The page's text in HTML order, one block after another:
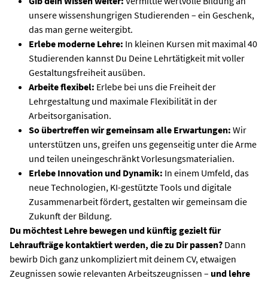
unsere wissenshungrigen Studierenden – ein Geschenk,
das man gerne weitergibt.
Erlebe moderne Lehre: In kleinen Kursen mit maximal 40
Studierenden kannst Du Deine Lehrtätigkeit mit voller
Gestaltungsfreiheit ausüben.
Arbeite flexibel: Erlebe bei uns die Freiheit der
Lehrgestaltung und maximale Flexibilität in der
Arbeitsorganisation.
So übertreffen wir gemeinsam alle Erwartungen: Wir
unterstützen uns, greifen uns gegenseitig unter die Arme
und teilen uneingeschränkt Vorlesungsmaterialien.
Erlebe Innovation und Dynamik: In einem Umfeld, das
neue Technologien, KI-gestützte Tools und digitale
Zusammenarbeit fördert, gestalten wir gemeinsam die
Zukunft der Bildung.
Du möchtest Lehre bewegen und künftig gezielt für
Lehraufträge kontaktiert werden, die zu Dir passen? Dann
bewirb Dich ganz unkompliziert mit deinem CV, etwaigen
Zeugnissen sowie relevanten Arbeitszeugnissen – und lehre